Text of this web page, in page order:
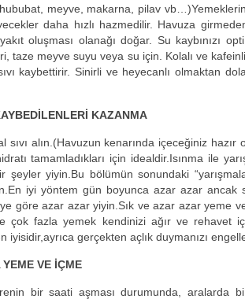
meyve, makarna, pilav
daha hızlı hazmedilir. Havuza
oluşması olanağı doğar. Su kaybınızı
taze meyve suyu veya su için. Kolalı ve
kaybettirir. Sinirli ve heyecanlı olmaktan
KAZANMA
sıvı alın.(Havuzun kenarında içeceğiniz
tamamladıkları için idealdir.Isınma ile
yiyin.Bu bölümün sonundaki
iyi yöntem gün boyunca azar azar ancak
göre azar azar yiyin.Sık ve azar azar yeme
çok fazla yemek kendinizi ağır ve rehavet
iyisidir,ayrıca gerçekten açlık duymanızı
VE İÇME
bir saati aşması durumunda, aralarda